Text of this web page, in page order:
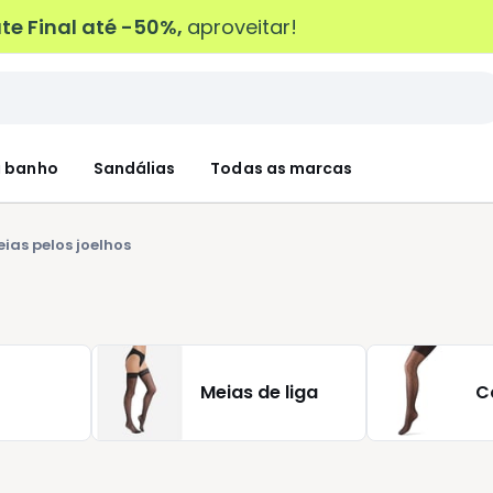
Final até -50%, aproveitar!
banho Sandálias Todas as marcas
pelos joelhos
Meias de liga